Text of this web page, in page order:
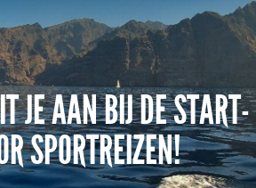
JE AAN BIJ DE START-
SPORTREIZEN!